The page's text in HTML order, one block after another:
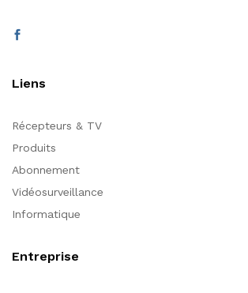
Liens
Récepteurs & TV
Produits
Abonnement
Vidéosurveillance
Informatique
Entreprise